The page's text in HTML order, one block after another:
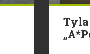
Tyla